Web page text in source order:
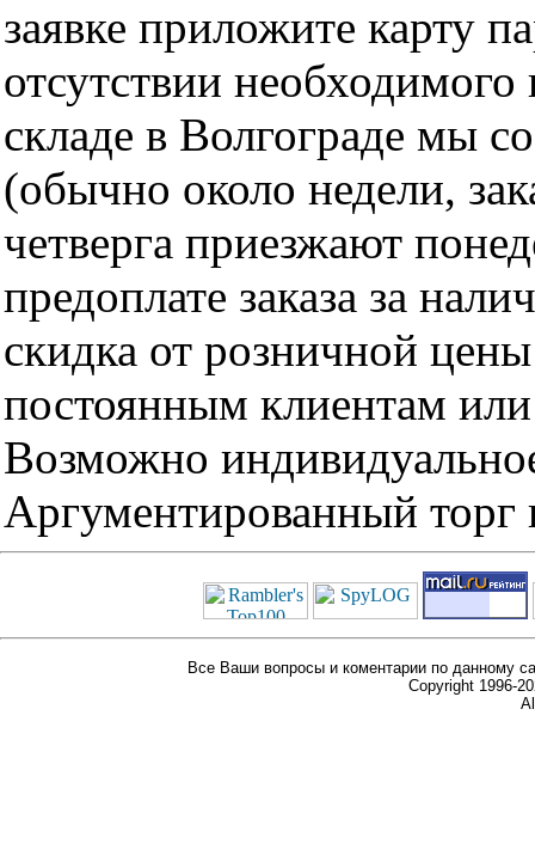
заявке приложите карту
отсутствии
складе в Волгограде мы
(обычно около недели,
четверга приезжают
предоплате заказа за
скидка от розничной
постоянным клиентам
Возможно
Аргументированный торг
Все Ваши вопросы и коментарии по данному
Copyright 1996-